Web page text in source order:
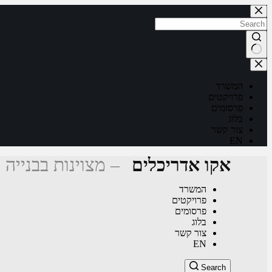
Skip
to
content
No
results
המשרד
פרויקטים
פרסומים
בלוג
צור קשר
EN
אקו אדריכלים – מצוינות
המשרד
פרויקטים
פרסומים
בלוג
צור קשר
EN
Search